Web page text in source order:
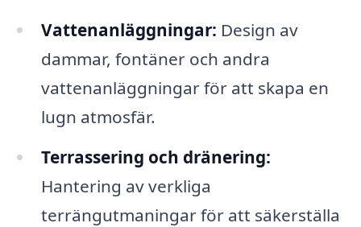
Vattenanläggningar: Design av
dammar, fontäner och andra
vattenanläggningar för att skapa en
lugn atmosfär.
Terrassering och dränering:
Hantering av verkliga
terrängutmaningar för att säkerställa